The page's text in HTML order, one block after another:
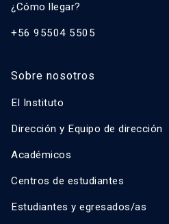
¿Cómo llegar?
+56 95504 5505
Sobre nosotros
El Instituto
Dirección y Equipo de dirección
Académicos
Centros de estudiantes
Estudiantes y egresados/as